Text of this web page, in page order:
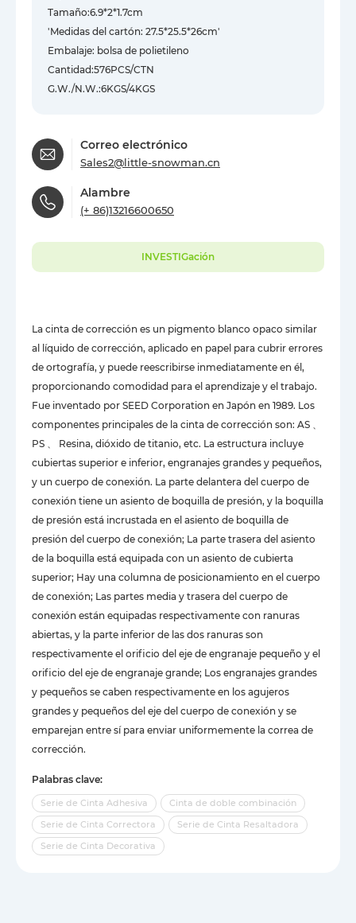
Tamaño:6.9*2*1.7cm
'Medidas del cartón: 27.5*25.5*26cm'
Embalaje: bolsa de polietileno
Cantidad:576PCS/CTN
G.W./N.W.:6KGS/4KGS
Correo electrónico
Sales2@little-snowman.cn
Alambre
(+ 86)13216600650
INVESTIGación
La cinta de corrección es un pigmento blanco opaco similar
al líquido de corrección, aplicado en papel para cubrir errores
de ortografía, y puede reescribirse inmediatamente en él,
proporcionando comodidad para el aprendizaje y el trabajo.
Fue inventado por SEED Corporation en Japón en 1989. Los
componentes principales de la cinta de corrección son: AS 、
PS 、 Resina, dióxido de titanio, etc. La estructura incluye
cubiertas superior e inferior, engranajes grandes y pequeños,
y un cuerpo de conexión. La parte delantera del cuerpo de
conexión tiene un asiento de boquilla de presión, y la boquilla
de presión está incrustada en el asiento de boquilla de
presión del cuerpo de conexión; La parte trasera del asiento
de la boquilla está equipada con un asiento de cubierta
superior; Hay una columna de posicionamiento en el cuerpo
de conexión; Las partes media y trasera del cuerpo de
conexión están equipadas respectivamente con ranuras
abiertas, y la parte inferior de las dos ranuras son
respectivamente el orificio del eje de engranaje pequeño y el
orificio del eje de engranaje grande; Los engranajes grandes
y pequeños se caben respectivamente en los agujeros
grandes y pequeños del eje del cuerpo de conexión y se
emparejan entre sí para enviar uniformemente la correa de
corrección.
Palabras clave:
Serie de Cinta Adhesiva
Cinta de doble combinación
Serie de Cinta Correctora
Serie de Cinta Resaltadora
Serie de Cinta Decorativa